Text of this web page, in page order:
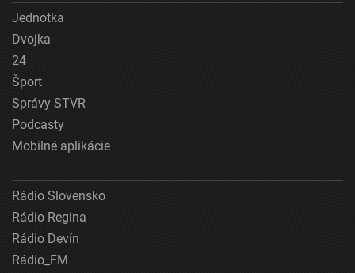
Jednotka
Dvojka
24
Šport
Správy STVR
Podcasty
Mobilné aplikácie
Rádio Slovensko
Rádio Regina
Rádio Devín
Rádio_FM